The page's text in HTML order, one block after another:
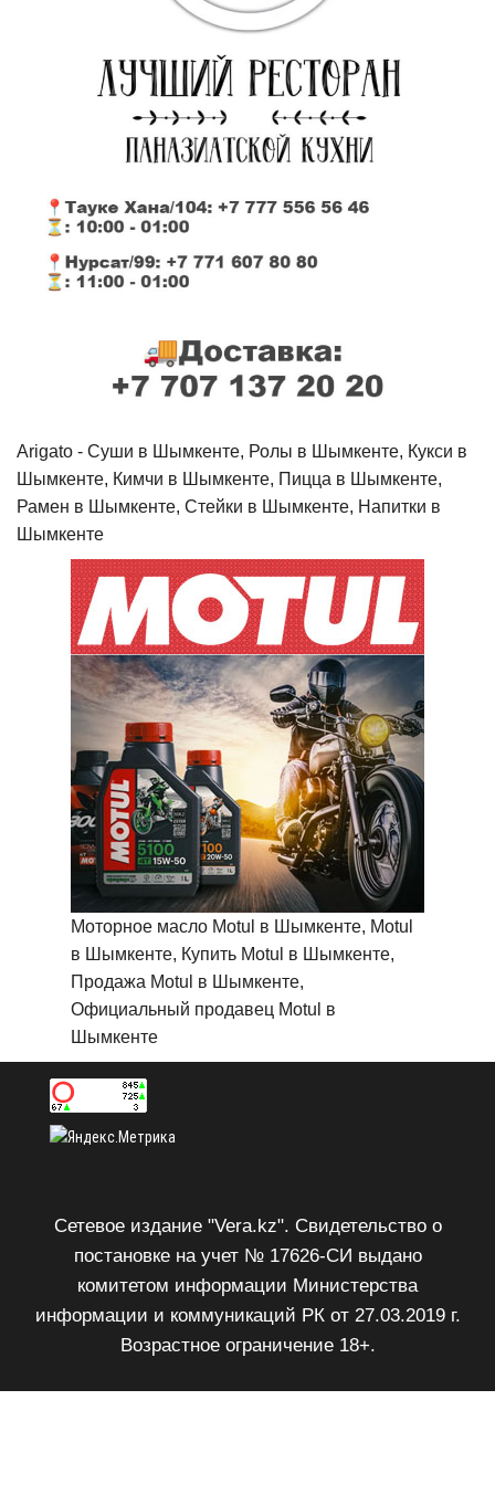
Arigato - Cуши в Шымкенте, Ролы в Шымкенте, Кукси в
Шымкенте, Кимчи в Шымкенте, Пицца в Шымкенте,
Рамен в Шымкенте, Стейки в Шымкенте, Напитки в
Шымкенте
Моторное масло Motul в Шымкенте, Motul
в Шымкенте, Купить Motul в Шымкенте,
Продажа Motul в Шымкенте,
Официальный продавец Motul в
Шымкенте
Сетевое издание "Vera.kz". Свидетельство о
постановке на учет № 17626-СИ выдано
комитетом информации Министерства
информации и коммуникаций РК от 27.03.2019 г.
Возрастное ограничение 18+.